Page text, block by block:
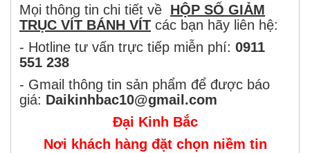
Mọi thông tin chi tiết về HỘP SỐ GIẢM
TRỤC VÍT BÁNH VÍT các bạn hãy liên hệ:
- Hotline tư vấn trực tiếp miễn phí: 0911
551 238
- Gmail thông tin sản phẩm để được báo
giá: Daikinhbac10@gmail.com
Đại Kinh Bắc
Nơi khách hàng đặt chọn niềm tin